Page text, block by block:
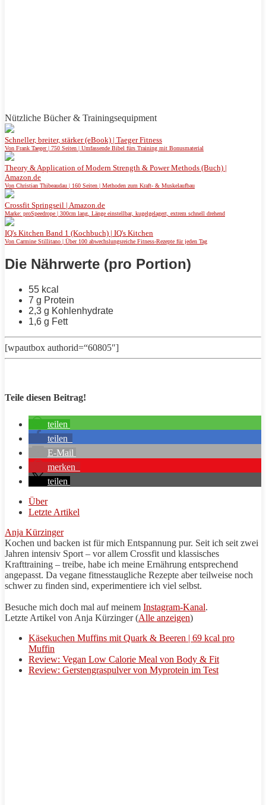
Nützliche Bücher & Trainingsequipment
Schneller, breiter, stärker (eBook) | Taeger Fitness
Von Frank Taeger | 750 Seiten | Umfassende Bibel fürs Training mit Bonusmaterial
Theory & Application of Modern Strength & Power Methods (Buch) |
Amazon.de
Von Christian Thibeaudau | 160 Seiten | Methoden zum Kraft- & Muskelaufbau
Crossfit Springseil | Amazon.de
Marke: proSpeedrope | 300cm lang, Länge einstellbar, kugelgelagert, extrem schnell drehend
IQ's Kitchen Band 1 (Kochbuch) | IQ's Kitchen
Von Carmine Stillitano | Über 100 abwechslungsreiche Fitness-Rezepte für jeden Tag
Die Nährwerte (pro Portion)
55 kcal
7 g Protein
2,3 g Kohlenhydrate
1,6 g Fett
[wpautbox authorid=“60805″]
Teile diesen Beitrag!
teilen
teilen
E-Mail
merken
teilen
Über
Letzte Artikel
Anja Kürzinger
Kochen und backen ist für mich Entspannung pur. Seit ich seit zwei
Jahren intensiv Sport – vor allem Crossfit und klassisches
Krafttraining – treibe, habe ich meine Ernährung entsprechend
angepasst. Da vegane fitnesstaugliche Rezepte aber teilweise noch
schwer zu finden sind, experimentiere ich viel selbst.
Besuche mich doch mal auf meinem Instagram-Kanal.
Letzte Artikel von Anja Kürzinger(Alle anzeigen)
Käsekuchen Muffins mit Quark & Beeren | 69 kcal pro
Muffin
Review: Vegan Low Calorie Meal von Body & Fit
Review: Gerstengraspulver von Myprotein im Test